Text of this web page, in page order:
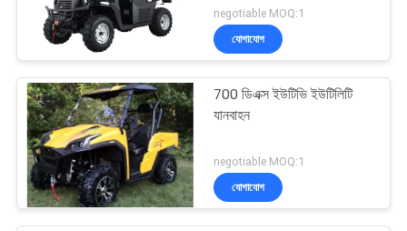
negotiable MOQ:1
যোগাযোগ
700 ডিএক্স ইউটিভি ইউটিলিটি
যানবাহন
negotiable MOQ:1
যোগাযোগ